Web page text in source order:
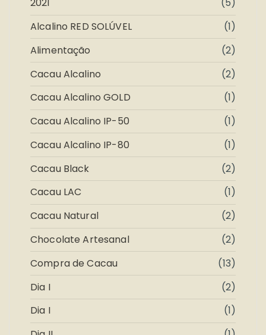
2021
(5)
Alcalino RED SOLÚVEL
(1)
Alimentação
(2)
Cacau Alcalino
(2)
Cacau Alcalino GOLD
(1)
Cacau Alcalino IP-50
(1)
Cacau Alcalino IP-80
(1)
Cacau Black
(2)
Cacau LAC
(1)
Cacau Natural
(2)
Chocolate Artesanal
(2)
Compra de Cacau
(13)
Dia I
(2)
Dia I
(1)